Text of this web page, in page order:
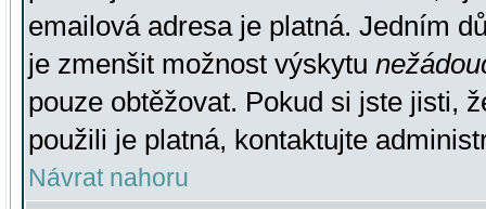
emailová adresa je platná. Jedním
je zmenšit možnost výskytu
pouze obtěžovat. Pokud si jste jisti,
použili je platná, kontaktujte
Návrat nahoru